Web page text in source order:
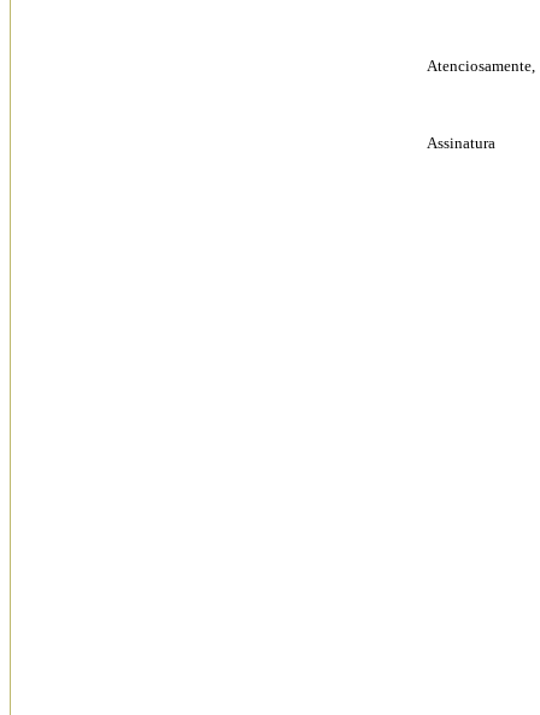
Atenciosamente,
Assinatura